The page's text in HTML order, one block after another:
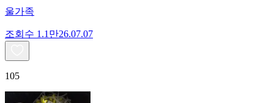
울가족
조회수 1.1만26.07.07
105